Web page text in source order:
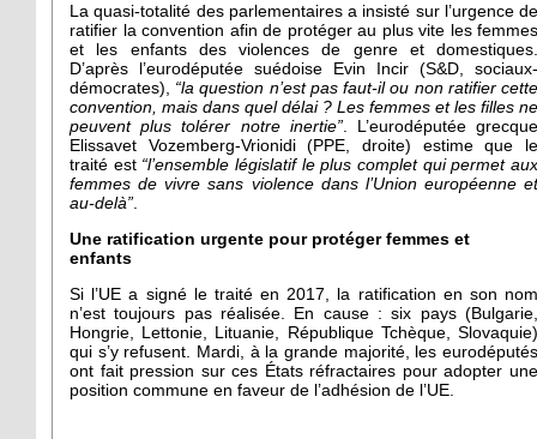
La quasi-totalité des parlementaires a insisté sur l’urgence de
ratifier la convention afin de protéger au plus vite les femmes
et les enfants des violences de genre et domestiques.
D’après l’eurodéputée suédoise Evin Incir (S&D, sociaux-
démocrates), “la question n’est pas faut-il ou non ratifier
convention, mais dans quel délai ? Les femmes et les filles ne
peuvent plus tolérer notre inertie”. L’eurodéputée
Elissavet Vozemberg-Vrionidi (PPE, droite) estime que le
traité est “l’ensemble législatif le plus complet qui permet
femmes de vivre sans violence dans l’Union européenne et
au-delà”
Une ratification urgente pour protéger femmes et
enfants
Si l’UE a signé le traité en 2017, la ratification en son nom
n’est toujours pas réalisée. En cause : six pays (Bulgarie,
Hongrie, Lettonie, Lituanie, République Tchèque, Slovaquie)
qui s’y refusent. Mardi, à la grande majorité, les eurodéputés
ont fait pression sur ces États réfractaires pour adopter une
position commune en faveur de l’adhésion de l’UE.